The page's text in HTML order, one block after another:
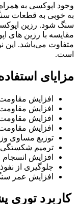
وجود اپوکسی به
به خوبی به قطعات
سنگ شود. رزین
مقایسه با رزین های
متفاوت می‌باشد. این
است.
مزایای
افزایش
افزایش
افزایش
افزایش
توزیع مساوی
ترمیم شکستگی
افزایش
جلوگیری از
افزایش عمر
کاربرد